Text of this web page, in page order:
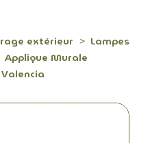
extérieur
Lampes
Applique Murale